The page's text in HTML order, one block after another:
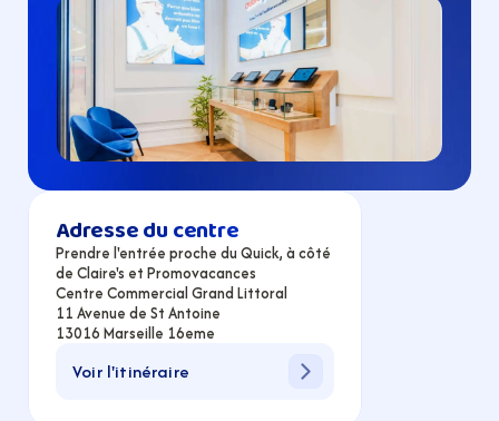
Adresse du centre
Prendre l'entrée proche du Quick, à côté
de Claire's et Promovacances
Centre Commercial Grand Littoral
11 Avenue de St Antoine
13016 Marseille 16eme
Voir l'itinéraire